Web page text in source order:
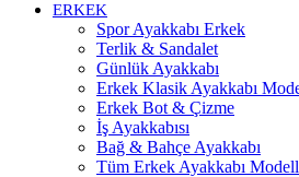
ERKEK
Spor Ayakkabı Erkek
Terlik & Sandalet
Günlük Ayakkabı
Erkek Klasik Ayakkabı
Erkek Bot & Çizme
İş Ayakkabısı
Bağ & Bahçe Ayakkabı
Tüm Erkek Ayakkabı